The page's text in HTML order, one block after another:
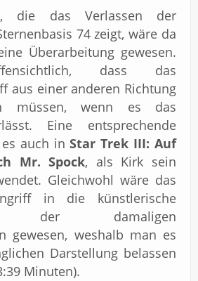
die das Verlassen der
74 zeigt, wäre da
Überarbeitung gewesen.
dass das
aus einer anderen Richtung
müssen, wenn es das
Eine entsprechende
es auch inStar Trek III: Auf
Mr. Spock, als Kirk sein
Gleichwohl wäre das
in die künstlerische
der damaligen
gewesen, weshalb man es
Darstellung belassen
Minuten).